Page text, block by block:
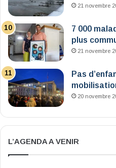
21 novembre
7 000
plus
21 novembre
Pas
20 novembre
L’AGENDA A VENIR